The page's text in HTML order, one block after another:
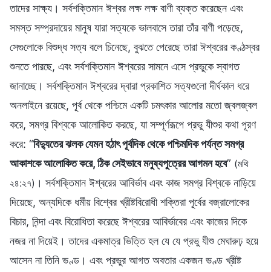
তাদের সাক্ষ্য। সর্বশক্তিমান ঈশ্বর লক্ষ লক্ষ বাণী ব্যক্ত করেছেন এবং
সমস্ত সম্প্রদায়ের মানুষ যারা সত্যকে ভালবাসে তারা তাঁর বাণী পড়েছে,
সেগুলোকে বিশুদ্ধ সত্য বলে চিনেছে, বুঝতে পেরেছে তারা ঈশ্বরের কণ্ঠস্বর
শুনতে পারছে, এবং সর্বশক্তিমান ঈশ্বরের সামনে এসে প্রভুকে স্বাগত
জানাচ্ছে। সর্বশক্তিমান ঈশ্বরের দ্বারা প্রকাশিত সত্যগুলো দীর্ঘকাল ধরে
অনলাইনে রয়েছে, পূর্ব থেকে পশ্চিমে একটি চমৎকার আলোর মতো জ্বলজ্বল
করে, সমগ্র বিশ্বকে আলোকিত করছে, যা সম্পূর্ণরূপে প্রভু যীশুর কথা পূরণ
করে: “বিদ্যুতের ঝলক যেমন হঠাৎ পূর্বদিক থেকে পশ্চিমদিক পর্যন্ত সমগ্র
আকাশকে আলোকিত করে, ঠিক সেইভাবে মনুষ্যপুত্রের আগমন হবে” (মথি
২৪:২৭) । সর্বশক্তিমান ঈশ্বরের আবির্ভাব এবং কাজ সমগ্র বিশ্বকে নাড়িয়ে
দিয়েছে, অন্যদিকে ধর্মীয় বিশ্বের খ্রীষ্টবিরোধী শক্তিরা পূর্বের বজ্রালোকের
বিচার, নিন্দা এবং বিরোধিতা করেছে ঈশ্বরের আবির্ভাবের এবং কাজের দিকে
নজর না দিয়েই। তাদের একমাত্র ভিত্তি হল যে যে প্রভু যীশু মেঘারুঢ় হয়ে
আসেন না তিনি ভণ্ড। এবং প্রভুর আগত অবতার একজন ভণ্ড খ্রীষ্ট